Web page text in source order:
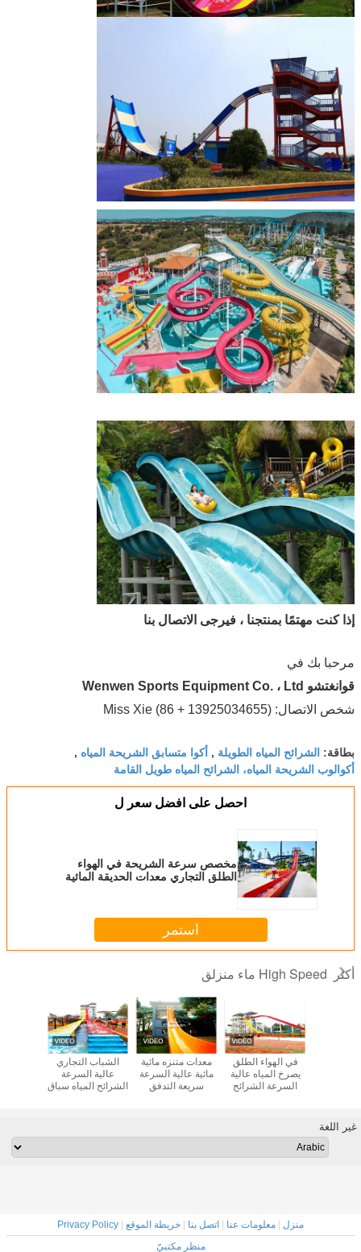
إذا كنت مهتمًا بمنتجنا ، فيرجى الاتصال بنا
مرحبا بك في
قوانغتشو Wenwen Sports Equipment Co. ، Ltd
شخص الاتصال: Miss Xie (86 + 13925034655)
بطاقة: الشرائح المياه الطويلة , أكوا متسابق الشريحة المياه ,
أكوالوب الشريحة المياه، الشرائح المياه طويل القامة
احصل على افضل سعر ل
مخصص سرعة الشريحة في الهواء
الطلق التجاري معدات الحديقة المائية
استمر
أكثر High Speed ماء منزلق
الشباب التجاري
عالية السرعة
الشرائح المياه سباق
معدات متنزه مائية
مائية عالية السرعة
سريعة التدفق
في الهواء الطلق
يصرخ المياه عالية
السرعة الشرائح
غير اللغة
منزل معلومات عنا اتصل بنا خريطة الموقع
Privacy Policy
منظر مكتبيّ